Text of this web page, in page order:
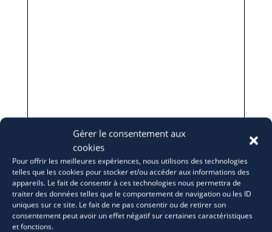
Gérer le consentement aux
cookies
Pour offrir les meilleures expériences, nous utilisons des technologies
telles que les cookies pour stocker et/ou accéder aux informations des
appareils. Le fait de consentir à ces technologies nous permettra de
traiter des données telles que le comportement de navigation ou les ID
uniques sur ce site. Le fait de ne pas consentir ou de retirer son
consentement peut avoir un effet négatif sur certaines caractéristiques
et fonctions.